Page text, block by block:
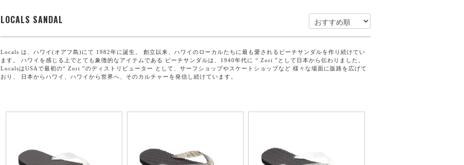
LOCALS SANDAL
Locals は、ハワイ(オアフ島)にて 1982年に誕生。 創立以来、ハワイのローカルたちに最も愛されるビーチサンダルを作り続けてい
ます。 ハワイを感じる上でとても象徴的なアイテムである ビーチサンダルは、1940年代に “ Zori ”として日本から伝わりました。
LocalsはUSAで最初の“ Zori ”のディストリビューター として、サーフショップやスケートショップなど 様々な場面に販路を広げて
おり、 日本からハワイ、ハワイから世界へ、そのカルチャーを発信し続けています。